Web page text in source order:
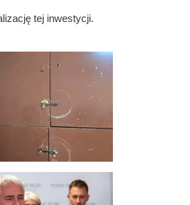
tej inwestycji.